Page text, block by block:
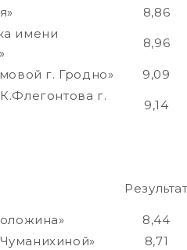
8,86
имени
8,96
г. Гродно» 9,09
г.
9,14
Результат
8,44
8,71